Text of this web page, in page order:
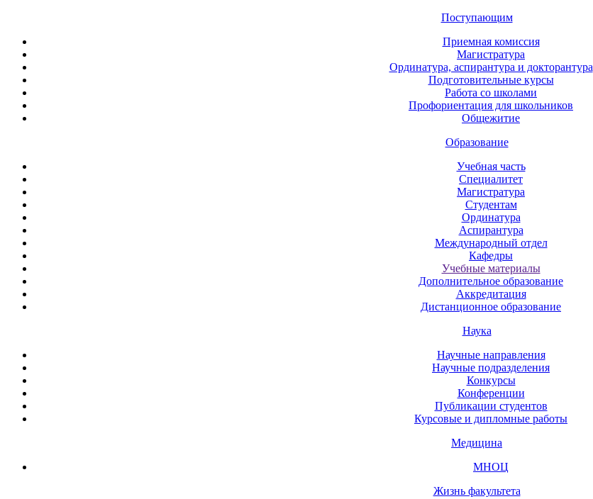
Поступающим
Приемная комиссия
Магистратура
Ординатура, аспирантура и докторантура
Подготовительные курсы
Работа со школами
Профориентация для школьников
Общежитие
Образование
Учебная часть
Специалитет
Магистратура
Студентам
Ординатура
Аспирантура
Международный отдел
Кафедры
Учебные материалы
Дополнительное образование
Аккредитация
Дистанционное образование
Наука
Научные направления
Научные подразделения
Конкурсы
Конференции
Публикации студентов
Курсовые и дипломные работы
Медицина
МНОЦ
Жизнь факультета